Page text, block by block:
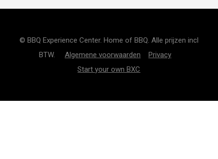
© BBQ Experience Center. Home of BBQ. Alle prijzen incl
BTW. Algemene voorwaarden
Privacy
Start your own BXC